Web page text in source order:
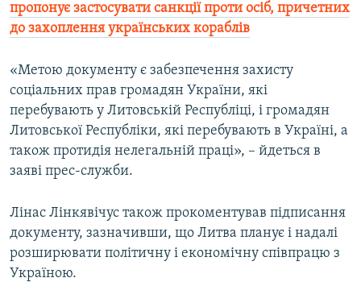
пропонує застосувати санкції проти осіб, причетних
до захоплення українських кораблів​
«Метою документу є забезпечення захисту
соціальних прав громадян України, які
перебувають у Литовській Республіці, і громадян
Литовської Республіки, які перебувають в Україні, а
також протидія нелегальній праці», – йдеться в
заяві прес-служби.
Лінас Лінкявічус також прокоментував підписання
документу, зазначивши, що Литва планує і надалі
розширювати політичну і економічну співпрацю з
Україною.